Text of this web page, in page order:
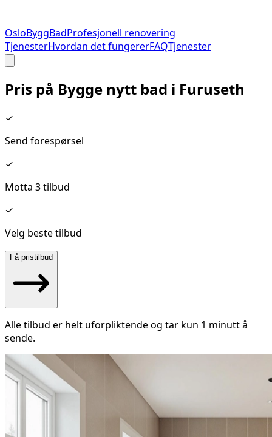
OsloByggBadProfesjonell renovering
TjenesterHvordan det fungererFAQTjenester
Pris på Bygge nytt bad i Furuseth
✓
Send forespørsel
✓
Motta 3 tilbud
✓
Velg beste tilbud
Få pristilbud
Alle tilbud er helt uforpliktende og tar kun 1 minutt å
sende.